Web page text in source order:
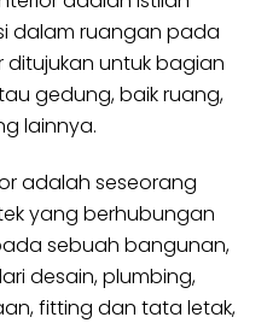
dalam ruangan pada
untuk bagian
gedung, baik ruang,
lainnya.
adalah seseorang
yang berhubungan
sebuah bangunan,
desain, plumbing,
fitting dan tata letak,